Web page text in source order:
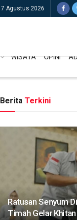
Agustus 2026
WISATA OPINI
Berita Terkini
Ratusan Senyum
Timah Gelar